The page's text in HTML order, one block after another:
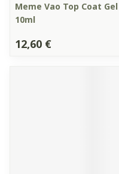
Meme Vao Top Coat Gel
10ml
12,60 €